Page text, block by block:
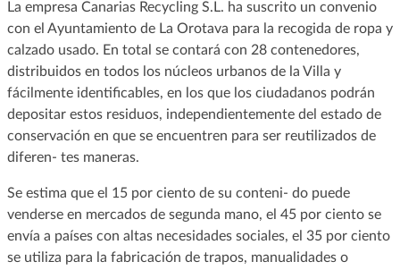
La empresa Canarias Recycling S.L. ha suscrito un convenio
con el Ayuntamiento de La Orotava para la recogida de ropa y
calzado usado. En total se contará con 28 contenedores,
distribuidos en todos los núcleos urbanos de la Villa y
fácilmente identificables, en los que los ciudadanos podrán
depositar estos residuos, independientemente del estado de
conservación en que se encuentren para ser reutilizados de
diferen- tes maneras.
Se estima que el 15 por ciento de su conteni- do puede
venderse en mercados de segunda mano, el 45 por ciento se
envía a países con altas necesidades sociales, el 35 por ciento
se utiliza para la fabricación de trapos, manualidades o